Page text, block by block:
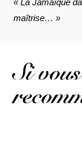
maîtrise… »
Si